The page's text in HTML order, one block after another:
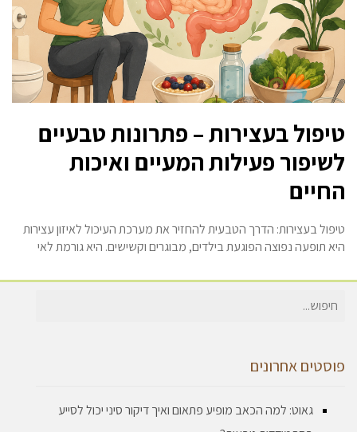
טיפול בעצירות – פתרונות טבעיים
לשיפור פעילות המעיים ואיכות
החיים
טיפול בעצירות: הדרך הטבעית להחזיר את מערכת העיכול לאיזון עצירות
היא תופעה נפוצה הפוגעת בילדים, מבוגרים וקשישים. היא גורמת לאי
חיפוש
פוסטים אחרונים
גאוט: למה הכאב מופיע פתאום ואיך דיקור סיני יכול לסייע